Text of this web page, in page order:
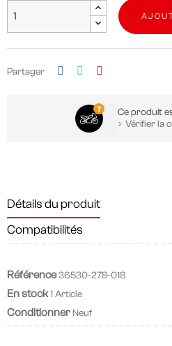
Partager
Ce produit
Vérifier la
Détails du produit
Compatibilités
Référence36530-278-018
En stock1 Article
Conditionner Neuf